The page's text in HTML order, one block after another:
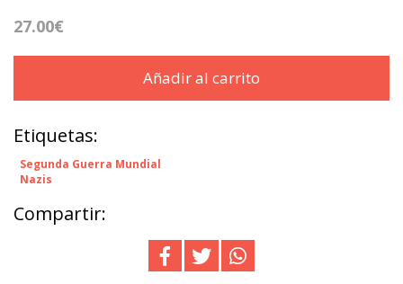
27.00€
Añadir al carrito
Etiquetas:
Segunda Guerra Mundial
Nazis
Compartir: